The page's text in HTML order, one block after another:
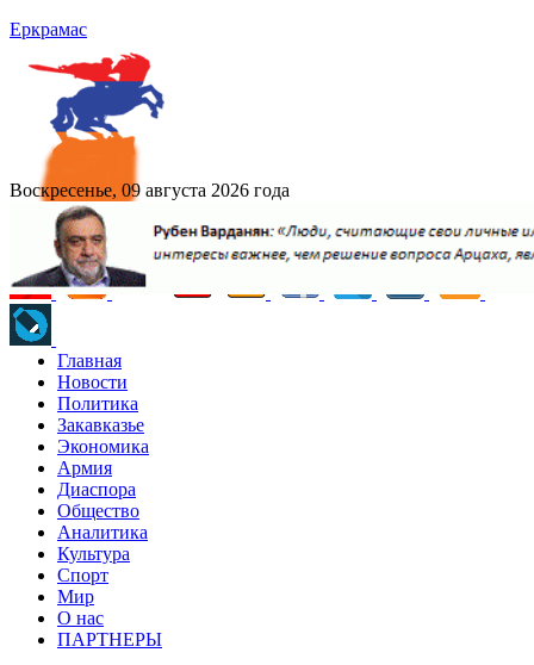
Еркрамас
Воскресенье, 09 августа 2026 года
Главная
Новости
Политика
Закавказье
Экономика
Армия
Диаспора
Общество
Аналитика
Культура
Спорт
Мир
О нас
ПАРТНЕРЫ